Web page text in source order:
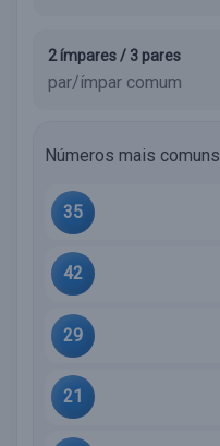
2 ímpares / 3 pares
par/ímpar comum
Números mais comuns
35
42
29
21